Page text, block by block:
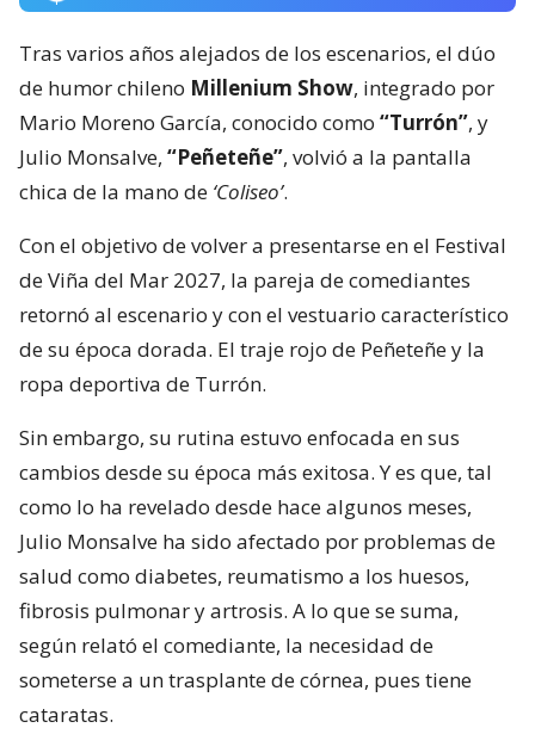
Tras varios años alejados de los escenarios, el dúo
de humor chileno Millenium Show, integrado por
Mario Moreno García, conocido como “Turrón”, y
Julio Monsalve, “Peñeteñe”, volvió a la pantalla
chica de la mano de ‘Coliseo’.
Con el objetivo de volver a presentarse en el Festival
de Viña del Mar 2027, la pareja de comediantes
retornó al escenario y con el vestuario característico
de su época dorada. El traje rojo de Peñeteñe y la
ropa deportiva de Turrón.
Sin embargo, su rutina estuvo enfocada en sus
cambios desde su época más exitosa. Y es que, tal
como lo ha revelado desde hace algunos meses,
Julio Monsalve ha sido afectado por problemas de
salud como diabetes, reumatismo a los huesos,
fibrosis pulmonar y artrosis. A lo que se suma,
según relató el comediante, la necesidad de
someterse a un trasplante de córnea, pues tiene
cataratas.